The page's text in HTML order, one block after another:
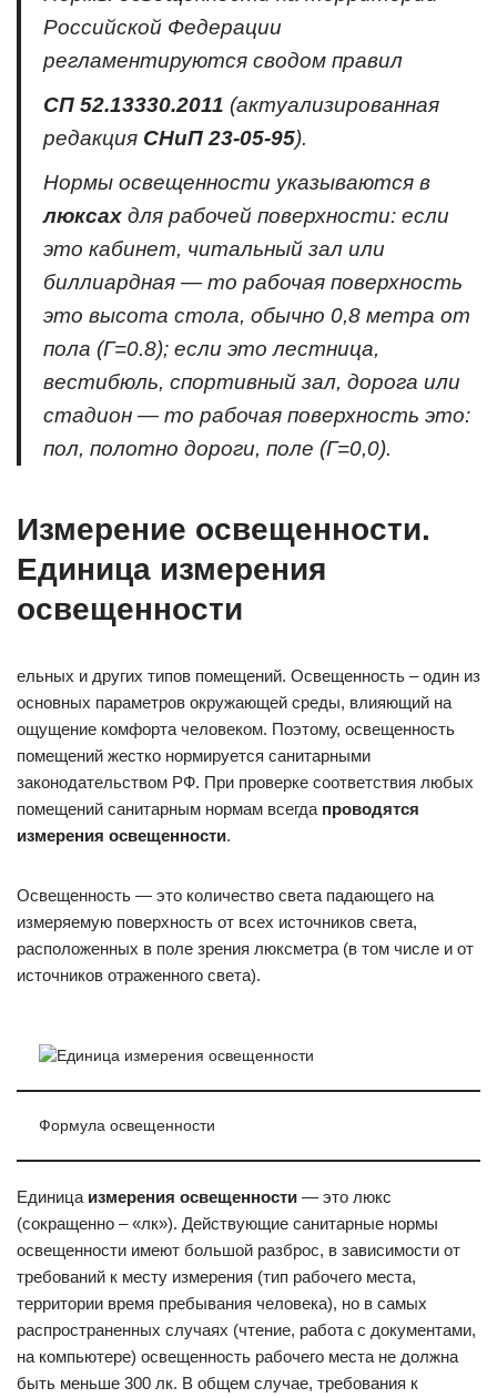
Российской Федерации
регламентируются сводом правил
СП 52.13330.2011 (актуализированная
редакция СНиП 23-05-95).
Нормы освещенности указываются в
люксах для рабочей поверхности: если
это кабинет, читальный зал или
биллиардная — то рабочая поверхность
это высота стола, обычно 0,8 метра от
пола (Г=0.8); если это лестница,
вестибюль, спортивный зал, дорога или
стадион — то рабочая поверхность это:
пол, полотно дороги, поле (Г=0,0).
Измерение освещенности.
Единица измерения
освещенности
ельных и других типов помещений. Освещенность – один из
основных параметров окружающей среды, влияющий на
ощущение комфорта человеком. Поэтому, освещенность
помещений жестко нормируется санитарными
законодательством РФ. При проверке соответствия любых
помещений санитарным нормам всегда проводятся
измерения освещенности.
Освещенность — это количество света падающего на
измеряемую поверхность от всех источников света,
расположенных в поле зрения люксметра (в том числе и от
источников отраженного света).
Формула освещенности
Единица измерения освещенности — это люкс
(сокращенно – «лк»). Действующие санитарные нормы
освещенности имеют большой разброс, в зависимости от
требований к месту измерения (тип рабочего места,
территории время пребывания человека), но в самых
распространенных случаях (чтение, работа с документами,
на компьютере) освещенность рабочего места не должна
быть меньше 300 лк. В общем случае, требования к